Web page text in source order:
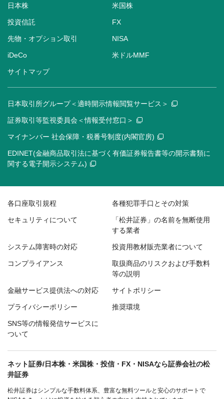
日本株 米国株
投資信託 FX
先物・オプション取引 NISA
iDeCo 米ドルMMF
サイトマップ
日本取引所グループ＜適時開示情報閲覧サービス＞
証券取引等監視委員会＜情報受付窓口＞
マイナンバー 社会保障・税番号制度(内閣官房)
EDINET(金融商品取引法に基づく有価証券報告書等の開示書類に
関する電子開示システム)
各口座取引規程 各種犯罪手口とその対策
セキュリティについて
「松井証券」の名前を無断使用
する業者
システム障害時の対応 投資用教材販売業者について
コンプライアンス
取扱商品のリスクおよび手数料
等の説明
金融サービス提供法への対応 サイトポリシー
プライバシーポリシー 推奨環境
SNS等の情報発信サービスに
ついて
ネット証券/日本株・米国株・投信・FX・NISAなら証券会社の松
井証券
松井証券はシンプルな手数料体系、豊富な無料ツールと安心のサポートで